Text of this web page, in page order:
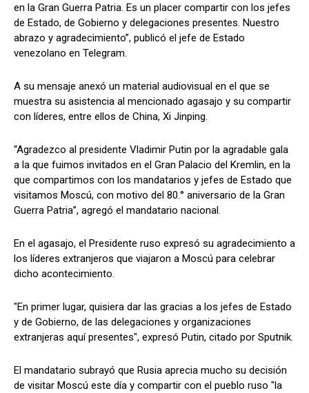
en la Gran Guerra Patria. Es un placer compartir con los jefes
de Estado, de Gobierno y delegaciones presentes. Nuestro
abrazo y agradecimiento”, publicó el jefe de Estado
venezolano en Telegram.
A su mensaje anexó un material audiovisual en el que se
muestra su asistencia al mencionado agasajo y su compartir
con líderes, entre ellos de China, Xi Jinping.
“Agradezco al presidente Vladimir Putin por la agradable gala
a la que fuimos invitados en el Gran Palacio del Kremlin, en la
que compartimos con los mandatarios y jefes de Estado que
visitamos Moscú, con motivo del 80.° aniversario de la Gran
Guerra Patria”, agregó el mandatario nacional.
En el agasajo, el Presidente ruso expresó su agradecimiento a
los líderes extranjeros que viajaron a Moscú para celebrar
dicho acontecimiento.
"En primer lugar, quisiera dar las gracias a los jefes de Estado
y de Gobierno, de las delegaciones y organizaciones
extranjeras aquí presentes", expresó Putin, citado por Sputnik.
El mandatario subrayó que Rusia aprecia mucho su decisión
de visitar Moscú este día y compartir con el pueblo ruso "la